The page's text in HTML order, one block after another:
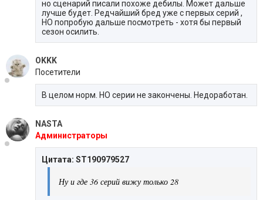
но сценарий писали похоже дебилы. Может дальше
лучше будет. Редчайший бред уже с первых серий ,
НО попробую дальше посмотреть - хотя бы первый
сезон осилить.
OKKK
Посетители
В целом норм. НО серии не закончены. Недоработан.
NASTA
Администраторы
Цитата: ST190979527
Ну и где 36 серий вижу только 28